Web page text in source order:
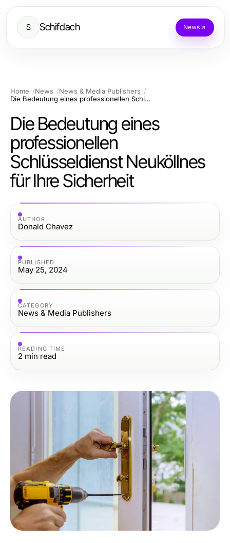
S Schifdach News
Home News
News & Media Publishers
Die Bedeutung eines professionellen Schlüsseldienst Neuköllnes für Ihre Sicherheit
Die Bedeutung eines
professionellen
Schlüsseldienst Neuköllnes
für Ihre Sicherheit
AUTHOR
Donald Chavez
PUBLISHED
May 25, 2024
CATEGORY
News & Media Publishers
READING TIME
2 min read